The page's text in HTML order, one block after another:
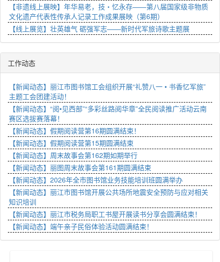
【非遗线上展映】年华易老，技・忆永存——第八届国家级非物质
文化遗产代表性传承人记录工作成果展映（第6期）
【线上展览】壮英雄气 砺强军志——新时代军旅诗歌主题展
工作动态
【新闻动态】丽江市图书馆工会组织开展“礼赞八一 • 书香忆军旅”
主题工会团建活动！
【新闻动态】“阅•见西部”“多彩丝路阅华章”全民阅读推广活动云南
赛区选拔赛落幕！
【新闻动态】假期阅读营第16期圆满结束！
【新闻动态】假期阅读营第15期圆满结束
【新闻动态】周末故事会第162期如期举行
【新闻动态】丽图周末故事会第161期圆满结束
【新闻动态】2026年全市图书馆业务技能培训班圆满举办
【新闻动态】丽江市图书馆开展公共场所地震安全预防与应对相关
知识培训
【新闻动态】丽江市税务局职工书屋开展读书分享会圆满结束！
【新闻动态】端午亲子民俗体验活动圆满结束！